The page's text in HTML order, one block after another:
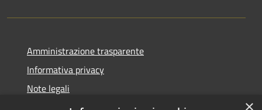
Amministrazione trasparente
Informativa privacy
Note legali
Dichiarazione di accessibilità